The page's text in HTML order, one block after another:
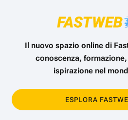
Il nuovo spazio online di
conoscenza,
ispirazione nel
ESPLORA